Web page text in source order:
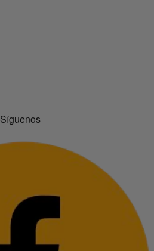
Síguenos